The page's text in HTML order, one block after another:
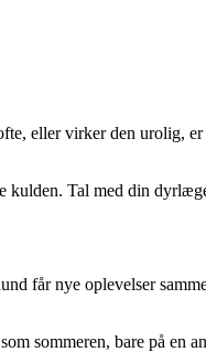
eller virker den urolig,
kulden. Tal med din
får nye oplevelser
sommeren, bare på en